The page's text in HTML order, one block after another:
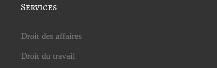
Services
Droit des affaires
Droit du travail